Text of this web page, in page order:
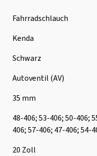
Fahrradschlauch
Kenda
Schwarz
Autoventil (AV)
35 mm
48-406; 53-406; 50-406;
406; 57-406; 47-406; 54-
20 Zoll